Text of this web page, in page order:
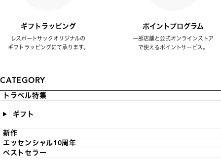
ギフトラッピング
レスポートサックオリジナルの
ギフトラッピングにて承ります。
ポイントプログラム
一部店舗と公式オンラインストア
で使えるポイントサービス。
CATEGORY
トラベル特集
ギフト
新作
エッセンシャル10周年
ベストセラー